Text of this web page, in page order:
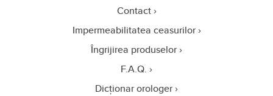
Contact
Impermeabilitatea ceasurilor
Îngrijirea produselor
F.A.Q.
Dicționar orologer